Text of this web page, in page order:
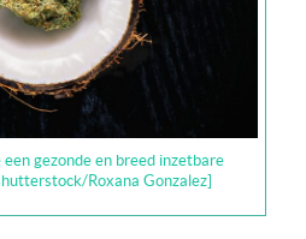
gezonde en breed inzetbare
Roxana Gonzalez]